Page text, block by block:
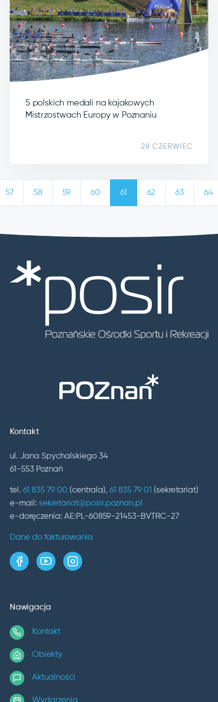
5 polskich medali na kajakowych
Mistrzostwach Europy w Poznaniu
28 CZERWIEC
57 58 59 60 61 62 63 64
Kontakt
ul. Jana Spychalskiego 34
61-553 Poznań
tel. 61 835 79 00 (centrala), 61 835 79 01 (sekretariat)
e-mail: sekretariat@posir.poznan.pl
e-doręczenia: AE:PL-60859-21453-BVTRC-27
Dane do fakturowania
strona w serwisie Facebook
kanał w serwisie YouTube
profil w serwisie Instagram
Nawigacja
Kontakt
Obiekty
Aktualności
Wydarzenia